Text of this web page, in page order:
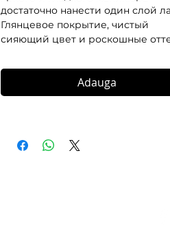
достаточно нанести один слой
Глянцевое покрытие, чистый
сияющий цвет и роскошные
Adauga